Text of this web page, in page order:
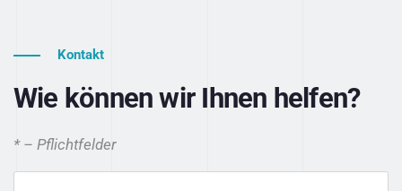
Kontakt
Wie können wir Ihnen helfen?
* – Pflichtfelder